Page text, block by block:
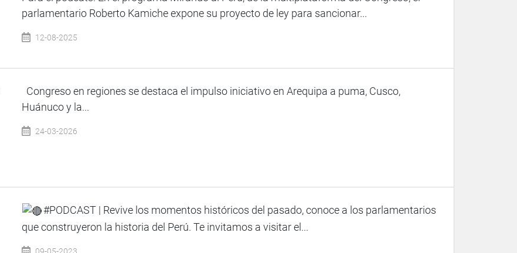
parlamentario Roberto Kamiche expone su proyecto de ley para sancionar...
12-08-2025
Congreso en regiones se destaca el impulso iniciativo en Arequipa a puma, Cusco,
Huánuco y la...
24-03-2026
#PODCAST | Revive los momentos históricos del pasado, conoce a los parlamentarios
que construyeron la historia del Perú. Te invitamos a visitar el...